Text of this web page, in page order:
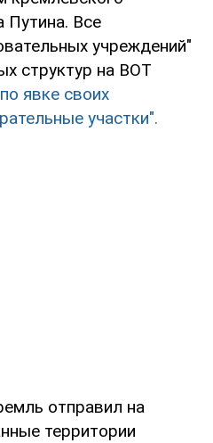
Путина. Все
учреждений"
структур на ВОТ
явке своих
участки".
отправил на
территории